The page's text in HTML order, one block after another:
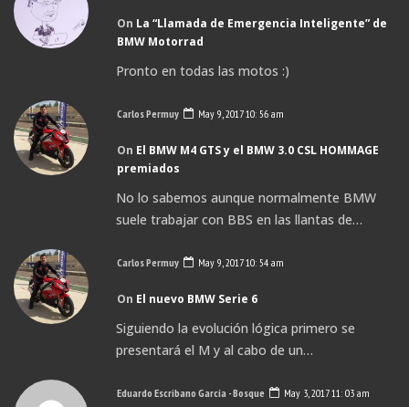
On La “Llamada de Emergencia Inteligente” de
BMW Motorrad
Pronto en todas las motos :)
Carlos Permuy May 9, 2017 10: 56 am
On El BMW M4 GTS y el BMW 3.0 CSL HOMMAGE
premiados
No lo sabemos aunque normalmente BMW
suele trabajar con BBS en las llantas de…
Carlos Permuy May 9, 2017 10: 54 am
On El nuevo BMW Serie 6
Siguiendo la evolución lógica primero se
presentará el M y al cabo de un…
Eduardo Escribano García - Bosque May 3, 2017 11: 03 am